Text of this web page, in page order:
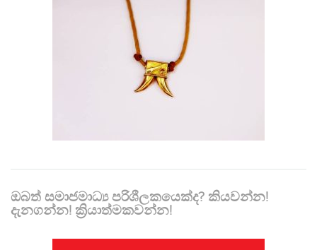
ඔබත් සමාජමාධ්‍ය පරිශීලකයෙක්ද? කියවන්න!
දැනගන්න! ක්‍රියාත්මකවන්න!